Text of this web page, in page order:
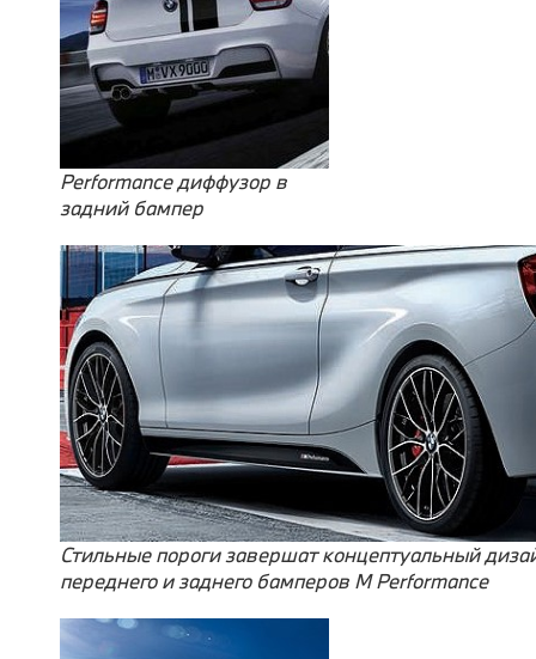
Performance диффузор в
задний бампер
Стильные пороги завершат концептуальный
переднего и заднего бамперов M Performance